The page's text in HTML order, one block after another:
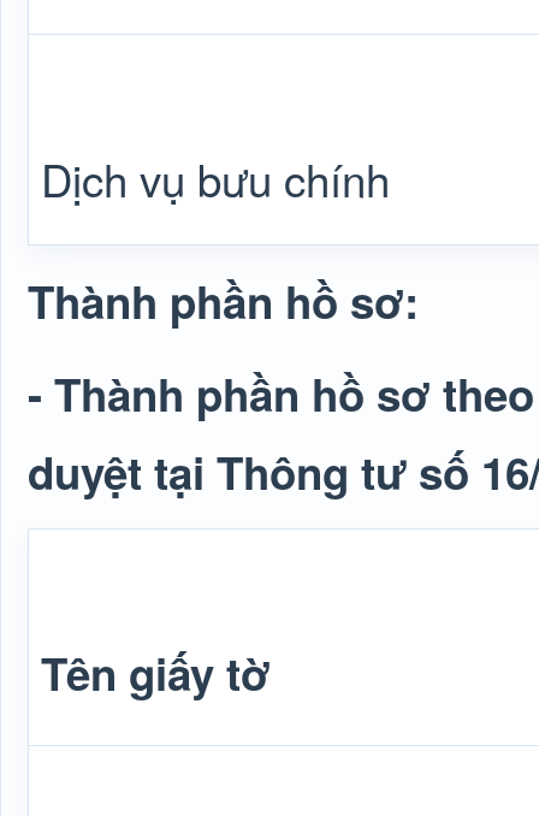
Dịch vụ bưu chính
Thành phần hồ sơ:
- Thành phần hồ sơ
duyệt tại Thông tư số
Tên giấy tờ